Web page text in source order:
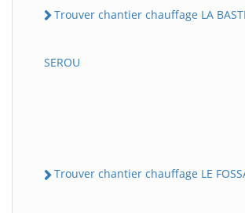
Trouver chantier chauffage LA
SEROU
Trouver chantier chauffage LE